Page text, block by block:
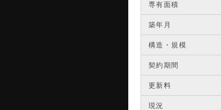
専有面積
築年月
構造・規模
契約期間
更新料
現況